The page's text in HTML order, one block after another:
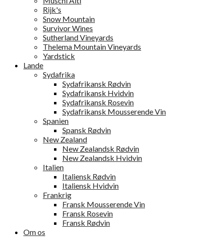
Rijk's
Snow Mountain
Survivor Wines
Sutherland Vineyards
Thelema Mountain Vineyards
Yardstick
Lande
Sydafrika
Sydafrikansk Rødvin
Sydafrikansk Hvidvin
Sydafrikansk Rosevin
Sydafrikansk Mousserende Vin
Spanien
Spansk Rødvin
New Zealand
New Zealandsk Rødvin
New Zealandsk Hvidvin
Italien
Italiensk Rødvin
Italiensk Hvidvin
Frankrig
Fransk Mousserende Vin
Fransk Rosevin
Fransk Rødvin
Om os